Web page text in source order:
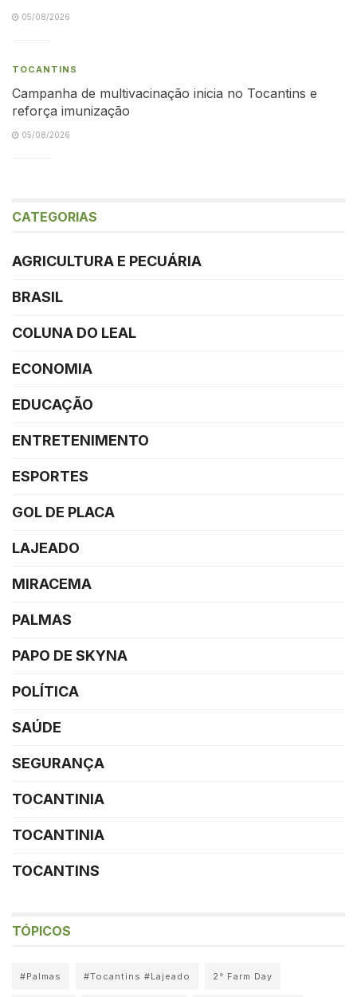
05/08/2026
TOCANTINS
Campanha de multivacinação inicia no Tocantins e
reforça imunização
05/08/2026
CATEGORIAS
AGRICULTURA E PECUÁRIA
BRASIL
COLUNA DO LEAL
ECONOMIA
EDUCAÇÃO
ENTRETENIMENTO
ESPORTES
GOL DE PLACA
LAJEADO
MIRACEMA
PALMAS
PAPO DE SKYNA
POLÍTICA
SAÚDE
SEGURANÇA
TOCANTINIA
TOCANTINIA
TOCANTINS
TÓPICOS
#Palmas #Tocantins #Lajeado 2° Farm Day